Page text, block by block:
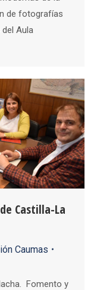
de fotografías
Aula
Castilla-La
Caumas
Fomento y